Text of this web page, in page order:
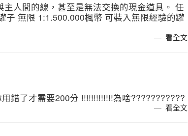
人間的線，甚至是無法交換的現金道具。 任
子 無限 1:1.500.000楓幣 可裝入無限經驗的罐
看全文
錯了才需要200分 !!!!!!!!!!!!!為啥???????????
看全文